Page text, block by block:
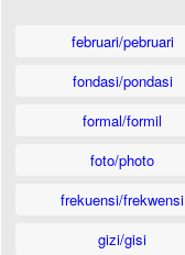
februari/pebruari
fondasi/pondasi
formal/formil
foto/photo
frekuensi/frekwensi
gizi/gisi